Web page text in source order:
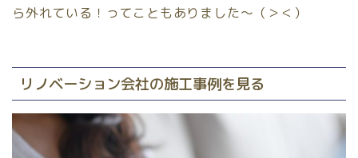
ら外れている！ってこともありました〜（＞＜）
リノベーション会社の施工事例を見る